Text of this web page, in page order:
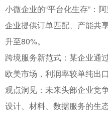
小微企业的“平台化生存” ：
企业提供订单匹配、产能共
升至80%。
跨境服务新范式 ：某企业通
欧美市场，利润率较单纯出
观点洞见 ：未来头部企业竞
设计、材料、数据服务的生